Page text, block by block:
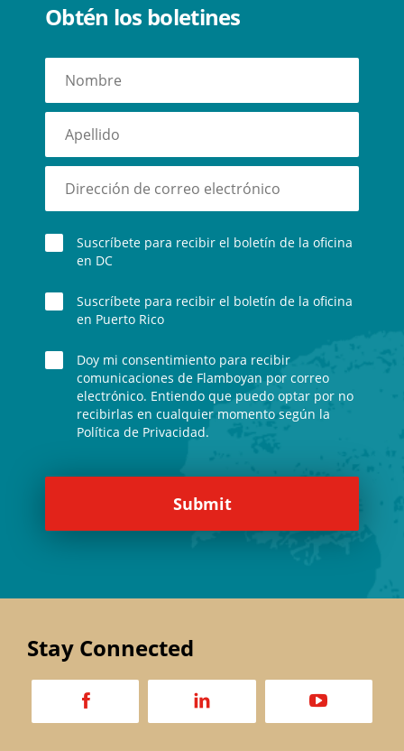
Obtén los boletines
Suscríbete para recibir el boletín de la oficina
en DC
Suscríbete para recibir el boletín de la oficina
en Puerto Rico
Doy mi consentimiento para recibir
comunicaciones de Flamboyan por correo
electrónico. Entiendo que puedo optar por no
recibirlas en cualquier momento según la
Política de Privacidad.
Stay Connected
a d v